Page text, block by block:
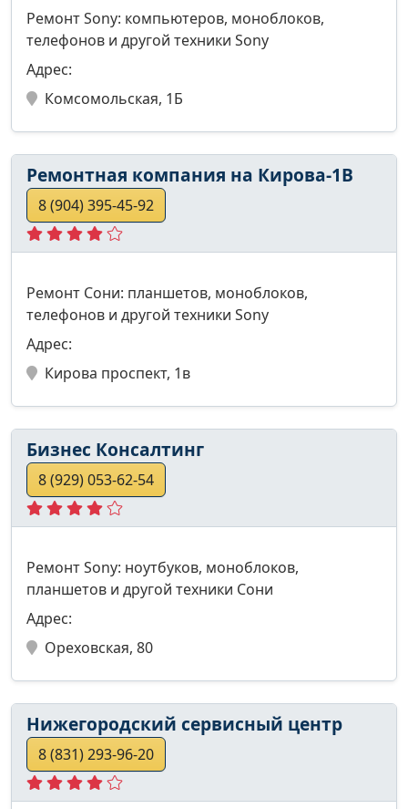
Ремонт Sony: компьютеров, моноблоков,
телефонов и другой техники Sony
Адрес:
Комсомольская, 1Б
Ремонтная компания на Кирова-1В
8 (904) 395-45-92
Ремонт Сони: планшетов, моноблоков,
телефонов и другой техники Sony
Адрес:
Кирова проспект, 1в
Бизнес Консалтинг
8 (929) 053-62-54
Ремонт Sony: ноутбуков, моноблоков,
планшетов и другой техники Сони
Адрес:
Ореховская, 80
Нижегородский сервисный центр
8 (831) 293-96-20